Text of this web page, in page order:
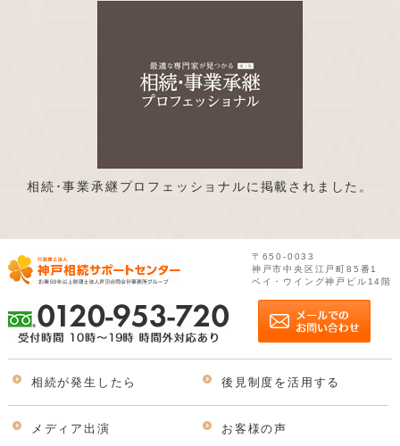
相続･事業承継プロフェッショナルに掲載されました。
〒650-0033
神戸市中央区江戸町85番1
ベイ・ウイング神戸ビル14階
相続が発生したら 後見制度を活用する
メディア出演 お客様の声